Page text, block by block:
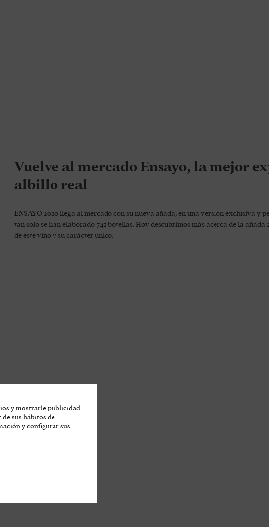
Vuelve al mercado Ensayo, la mejor
albillo real
ENSAYO 2020 llega al mercado con su nueva añada, en una versión exclusiva y
tan solo se han elaborado 741 botellas. Hoy descubrimos más acerca de la
de este vino y su carácter único.
y mostrarle publicidad
sus hábitos de
y configurar sus